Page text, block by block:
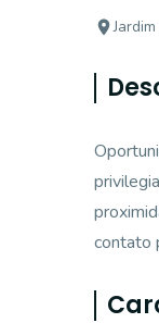
contato